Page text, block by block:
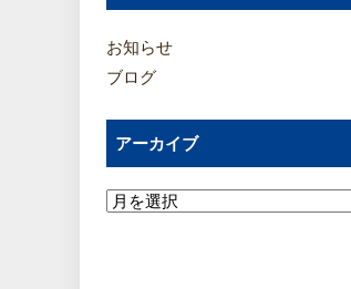
お知らせ
ブログ
アーカイブ